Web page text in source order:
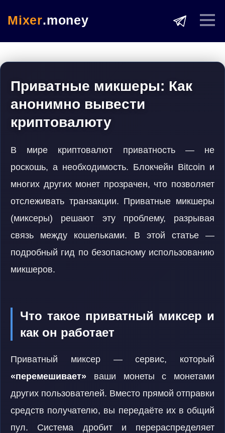
Mixer.money
Приватные микшеры: Как
анонимно вывести
криптовалюту
В мире криптовалют приватность — не
роскошь, а необходимость. Блокчейн Bitcoin и
многих других монет прозрачен, что позволяет
отслеживать транзакции. Приватные микшеры
(миксеры) решают эту проблему, разрывая
связь между кошельками. В этой статье —
подробный гид по безопасному использованию
микшеров.
Что такое приватный миксер и
как он работает
Приватный миксер — сервис, который
«перемешивает» ваши монеты с монетами
других пользователей. Вместо прямой отправки
средств получателю, вы передаёте их в общий
пул. Система дробит и перераспределяет